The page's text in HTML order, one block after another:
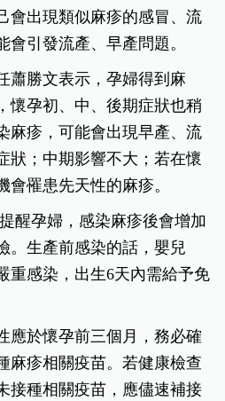
會出現類似麻疹的感冒、流
會引發流產、早產問題。
蕭勝文表示，孕婦得到麻
懷孕初、中、後期症狀也稍
麻疹，可能會出現早產、流
狀；中期影響不大；若在懷
罹患先天性的麻疹。
醒孕婦，感染麻疹後會增加
。生產前感染的話，嬰兒
重感染，出生6天內需給予免
應於懷孕前三個月，務必確
麻疹相關疫苗。若健康檢查
接種相關疫苗，應儘速補接